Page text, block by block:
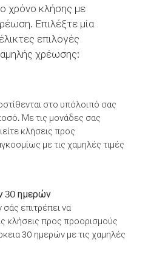
χρόνο κλήσης με
Επιλέξτε μία
επιλογές
χρέωσης:
στο υπόλοιπό σας
Με τις μονάδες σας
κλήσεις προς
με τις χαμηλές τιμές
30 ημερών
επιτρέπει να
κλήσεις προς προορισμούς
30 ημερών με τις χαμηλές